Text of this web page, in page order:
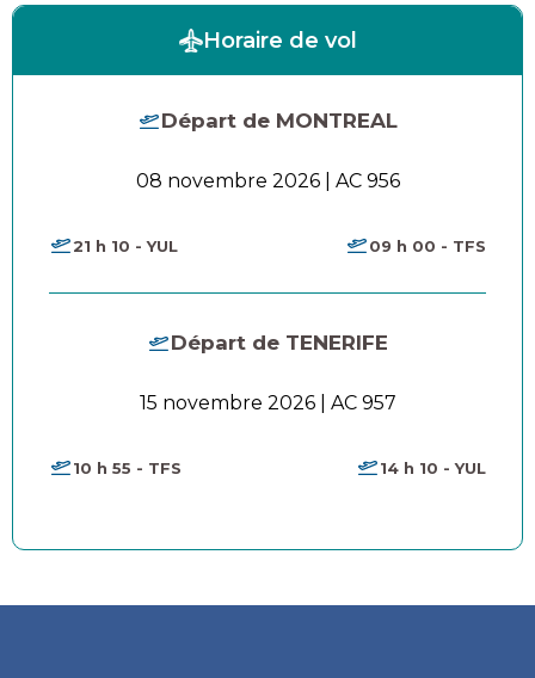
Horaire de vol
Départ de MONTREAL
08 novembre 2026 | AC 956
21 h 10 - YUL 09 h 00 - TFS
Départ de TENERIFE
15 novembre 2026 | AC 957
10 h 55 - TFS 14 h 10 - YUL